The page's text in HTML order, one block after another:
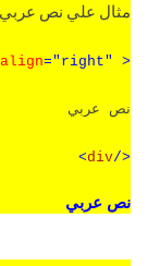
مثال علي نص عربي
align="right" >
نص عربي
</
div
>
نص عربي